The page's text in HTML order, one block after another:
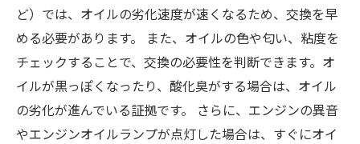
ど）では、オイルの劣化速度が速くなるため、交換を早
める必要があります。 また、オイルの色や匂い、粘度を
チェックすることで、交換の必要性を判断できます。オ
イルが黒っぽくなったり、酸化臭がする場合は、オイル
の劣化が進んでいる証拠です。 さらに、エンジンの異音
やエンジンオイルランプが点灯した場合は、すぐにオイ